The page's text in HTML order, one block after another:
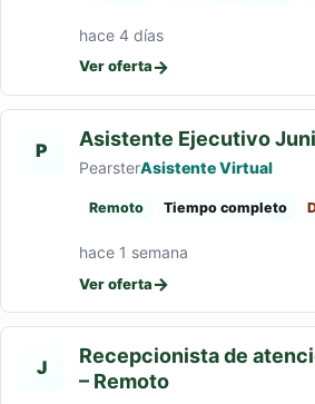
hace 4 días
Ver oferta→
P Asistente Ejecutivo
PearsterAsistente Virtual
Remoto Tiempo completo
hace 1 semana
Ver oferta→
J
Recepcionista de
– Remoto